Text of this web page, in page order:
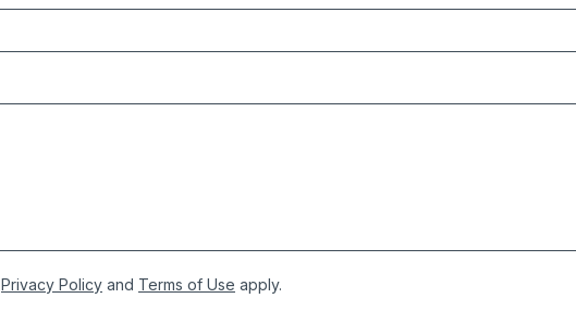
Privacy Policy and Terms of Use apply.